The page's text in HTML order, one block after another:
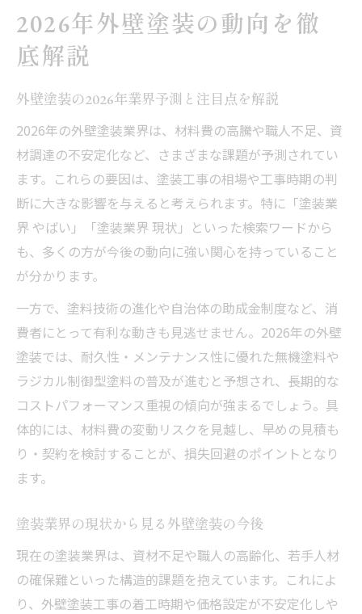
外壁塗装の選択肢と業界の現状を整理
塗装業界やばい状況で取るべき外壁塗装対
策
価格高騰期の外壁塗装で失敗しない選び方
解説
外壁塗装のプロが語る今後の選択肢と指針
外壁塗装のベストな時期と市場変化
外壁塗装に適したタイミングと見極め方
市場変化を踏まえた外壁塗装の施工時期と
は
塗料値上げ前後における外壁塗装の判断
外壁塗装の時期選びで後悔しないためのコ
ツ
工期遅延が外壁塗装時期に及ぼす影響
トレンドカラーで叶える安心の外壁塗装
外壁塗装トレンドカラーの特徴と選び方
2026年注目の外壁塗装カラー傾向を解説
おしゃれと実用性を兼ねた外壁塗装配色術
外壁塗装で失敗しないカラー選定のポイン
ト
資材不足時代の外壁塗装対策とは
2026年外壁塗装の動向を徹
底解説
外壁塗装の2026年業界予測と注目点を解説
2026年の外壁塗装業界は、材料費の高騰や職人不足、資
材調達の不安定化など、さまざまな課題が予測されてい
ます。これらの要因は、塗装工事の相場や工事時期の判
断に大きな影響を与えると考えられます。特に「塗装業
界 やばい」「塗装業界 現状」といった検索ワードから
も、多くの方が今後の動向に強い関心を持っていること
が分かります。
一方で、塗料技術の進化や自治体の助成金制度など、消
費者にとって有利な動きも見逃せません。2026年の外壁
塗装では、耐久性・メンテナンス性に優れた無機塗料や
ラジカル制御型塗料の普及が進むと予想され、長期的な
コストパフォーマンス重視の傾向が強まるでしょう。具
体的には、材料費の変動リスクを見越し、早めの見積も
り・契約を検討することが、損失回避のポイントとなり
ます。
塗装業界の現状から見る外壁塗装の今後
現在の塗装業界は、資材不足や職人の高齢化、若手人材
の確保難といった構造的課題を抱えています。これによ
り、外壁塗装工事の着工時期や価格設定が不安定化しや